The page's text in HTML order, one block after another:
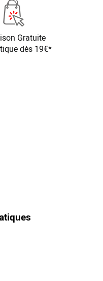
Gratuite
dès 19€*